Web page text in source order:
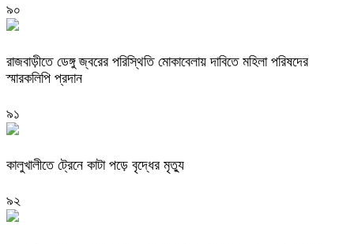
৯০
রাজবাড়ীতে ডেঙ্গু জ্বরের পরিস্থিতি মোকাবেলায় দাবিতে মহিলা পরিষদের
স্মারকলিপি প্রদান
৯১
কালুখালীতে ট্রেনে কাটা পড়ে বৃদ্ধের মৃত্যু
৯২